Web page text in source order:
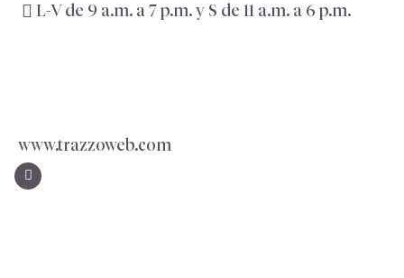
L-V de 9 a.m. a 7 p.m. y S de 11 a.m. a 6 p.m.
www.trazzoweb.com